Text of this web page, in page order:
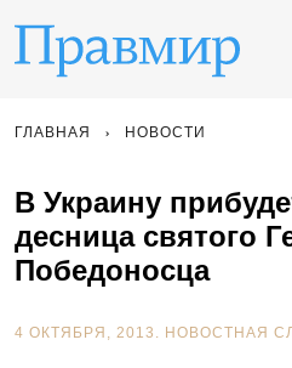
ГЛАВНАЯ НОВОСТИ
В Украину
десница святого
Победоносца
4 ОКТЯБРЯ, 2013. НОВОСТНАЯ